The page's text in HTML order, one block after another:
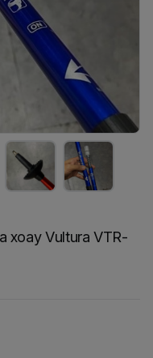
xoay Vultura VTR-